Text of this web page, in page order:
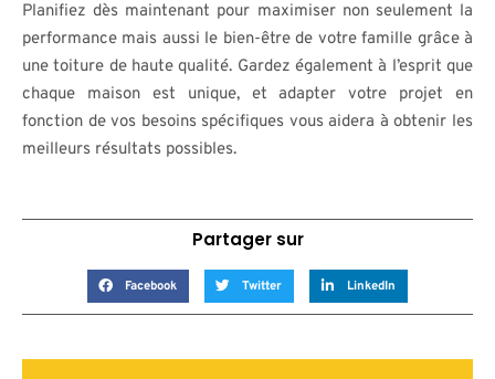
Planifiez dès maintenant pour maximiser non seulement la
performance mais aussi le bien-être de votre famille grâce à
une toiture de haute qualité. Gardez également à l’esprit que
chaque maison est unique, et adapter votre projet en
fonction de vos besoins spécifiques vous aidera à obtenir les
meilleurs résultats possibles.
Partager sur
Facebook Twitter LinkedIn